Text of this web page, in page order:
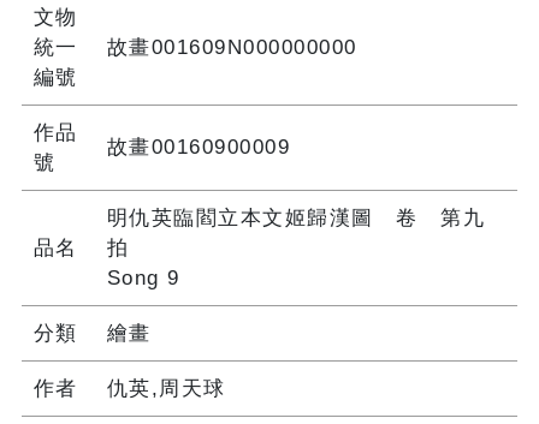
文物
統一
編號
故畫001609N000000000
作品
號
故畫00160900009
品名
明仇英臨閻立本文姬歸漢圖 卷 第九
拍
Song 9
分類 繪畫
作者 仇英,周天球